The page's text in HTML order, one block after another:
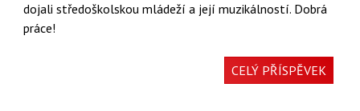
dojali středoškolskou mládeží a její muzikálností. Dobrá
práce!
CELÝ PŘÍSPĚVEK